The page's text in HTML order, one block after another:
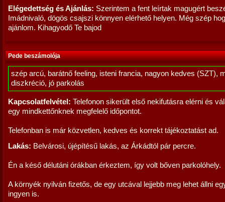
Elégedettség és Ajánlás: Szerintem a fent leírtak magugért
Imádnivaló, dögös csajszi könnyen elérhető helyen. Még szép
ajánlom. Kihagyodő Te bajod
Pede beszámolója
szép arcú, barátnő feeling, isteni francia, nagyon kedves (SZT),
diszkréció, jó parkolás
Kapcsolatfelvétel: Telefonon sikerült első nekifutásra elérni és
egy mindkettőnknek megfelelő időpontot.
Telefonban is már közvetlen, kedves és korrekt tájékoztatást ad.
Lakás: Belvárosi, újépítésű lakás, az Árkádtól pár percre.
Én a késő délutáni órákban érkeztem, így volt bőven parkolóhely.
A környék nyilván fizetős, de egy utcával lejjebb meg lehet állni
ingyen is.